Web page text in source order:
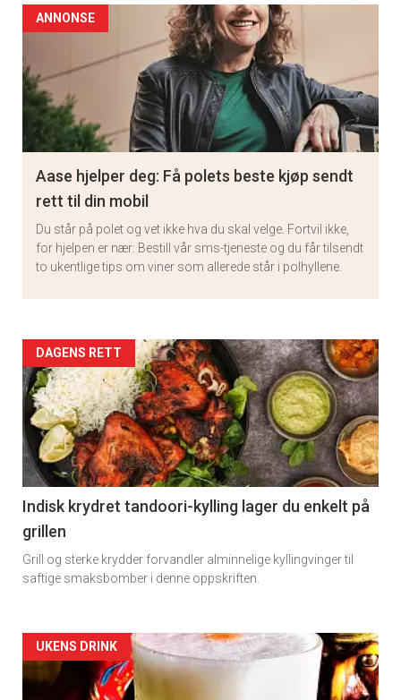
ANNONSE
Aase hjelper deg: Få polets beste kjøp sendt
rett til din mobil
Du står på polet og vet ikke hva du skal velge. Fortvil ikke,
for hjelpen er nær: Bestill vår sms-tjeneste og du får tilsendt
to ukentlige tips om viner som allerede står i polhyllene.
Artikler
detail
-
section
11
DAGENS RETT
Indisk krydret tandoori-kylling lager du enkelt på
grillen
Grill og sterke krydder forvandler alminnelige kyllingvinger til
saftige smaksbomber i denne oppskriften.
Artikler
detail
UKENS DRINK